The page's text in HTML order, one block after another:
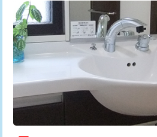
廃棄・処分
※給水管工事は20mmまでの価格で
業)
給水管工事※（塩ビ管（VP・HI）使
用/3ｍまで)
給水管工事※（塩ビ管（VP・HI）使
用（追加）/3ｍ超え)
給水管工事※（ライニング鋼管・銅
管・ポリ管・HT管使用/3ｍまで)
追加トーラー機使用/3m超え
カメラ調査
桝清掃
止水・漏水調査・防水処理・清掃・修
理・調整・分解・加工など（軽作業）
止水・漏水調査・防水処理・清掃・修
理・調整・分解・加工など（中作業）